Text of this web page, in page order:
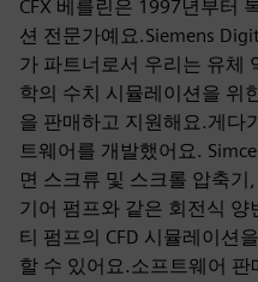
CFX 베를린은 1997년부터
션 전문가예요.Siemens
가 파트너로서 우리는 유체
학의 수치 시뮬레이션을 위
을 판매하고 지원해요.게다
트웨어를 개발했어요.
면 스크류 및 스크롤 압축
기어 펌프와 같은 회전식
티 펌프의 CFD 시뮬레이션
할 수 있어요.소프트웨어